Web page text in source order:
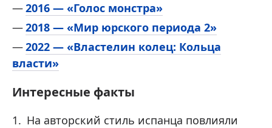
2016 — «Голос монстра»
2018 — «Мир юрского периода 2»
2022 — «Властелин колец: Кольца
власти»
Интересные факты
На авторский стиль испанца повлияли